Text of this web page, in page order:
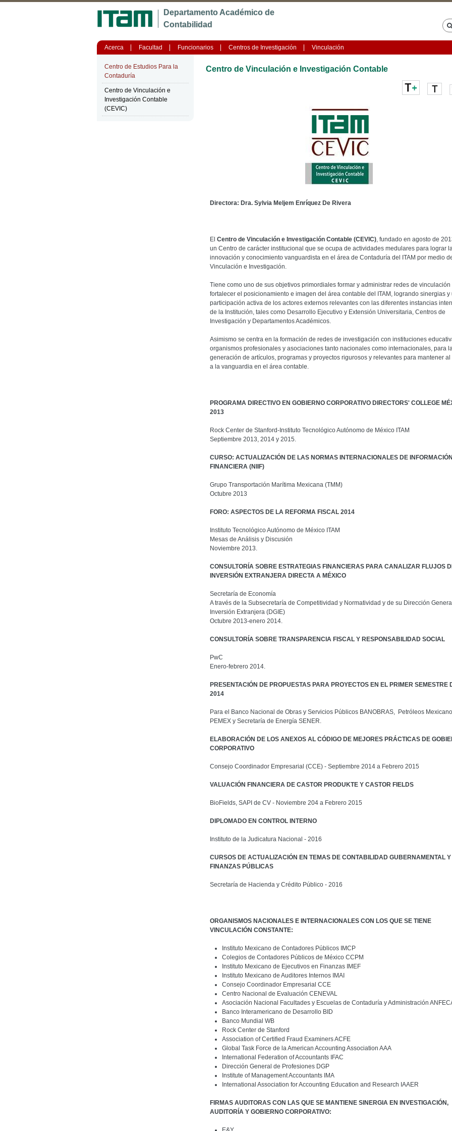
Departamento Académico de
Contabilidad
Acerca Facultad Funcionarios Centros de Investigación Vinculación
Centro de Vinculación e Investigación Contable
Directora: Dra. Sylvia Meljem Enríquez De Rivera
El Centro de Vinculación e Investigación Contable (CEVIC) , fundado en agosto de
un Centro de carácter institucional que se ocupa de actividades medulares para lograr la
innovación y conocimiento vanguardista en el área de Contaduría del ITAM por medio
Vinculación e Investigación.
Tiene como uno de sus objetivos primordiales formar y administrar redes de vinculación
fortalecer el posicionamiento e imagen del área contable del ITAM, logrando sinergias y
participación activa de los actores externos relevantes con las diferentes instancias
de la Institución, tales como Desarrollo Ejecutivo y Extensión Universitaria, Centros de
Investigación y Departamentos Académicos.
Asimismo se centra en la formación de redes de investigación con instituciones
organismos profesionales y asociaciones tanto nacionales como internacionales, para la
generación de artículos, programas y proyectos rigurosos y relevantes para mantener al
a la vanguardia en el área contable.
PROGRAMA DIRECTIVO EN GOBIERNO CORPORATIVO DIRECTORS' COLLEGE
2013
Rock Center de Stanford-Instituto Tecnológico Autónomo de México ITAM
Septiembre 2013, 2014 y 2015.
CURSO: ACTUALIZACIÓN DE LAS NORMAS INTERNACIONALES DE INFORMACIÓN
FINANCIERA (NIIF)
Grupo Transportación Marítima Mexicana (TMM)
Octubre 2013
FORO: ASPECTOS DE LA REFORMA FISCAL 2014
Instituto Tecnológico Autónomo de México ITAM
Mesas de Análisis y Discusión
Noviembre 2013.
CONSULTORÍA SOBRE ESTRATEGIAS FINANCIERAS PARA CANALIZAR FLUJOS
INVERSIÓN EXTRANJERA DIRECTA A MÉXICO
Secretaría de Economía
A través de la Subsecretaría de Competitividad y Normatividad y de su Dirección
Inversión Extranjera (DGIE)
Octubre 2013-enero 2014.
CONSULTORÍA SOBRE TRANSPARENCIA FISCAL Y RESPONSABILIDAD SOCIAL
PwC
Enero-febrero 2014.
PRESENTACIÓN DE PROPUESTAS PARA PROYECTOS EN EL PRIMER SEMESTRE
2014
Para el Banco Nacional de Obras y Servicios Públicos BANOBRAS, Petróleos
PEMEX y Secretaría de Energía SENER.
ELABORACIÓN DE LOS ANEXOS AL CÓDIGO DE MEJORES PRÁCTICAS DE
CORPORATIVO
Consejo Coordinador Empresarial (CCE) - Septiembre 2014 a Febrero 2015
VALUACIÓN FINANCIERA DE CASTOR PRODUKTE Y CASTOR FIELDS
BioFields, SAPI de CV - Noviembre 204 a Febrero 2015
DIPLOMADO EN CONTROL INTERNO
Instituto de la Judicatura Nacional - 2016
CURSOS DE ACTUALIZACIÓN EN TEMAS DE CONTABILIDAD GUBERNAMENTAL Y
FINANZAS PÚBLICAS
Secretaría de Hacienda y Crédito Público - 2016
ORGANISMOS NACIONALES E INTERNACIONALES CON LOS QUE SE TIENE
VINCULACIÓN CONSTANTE:
Instituto Mexicano de Contadores Públicos IMCP
Colegios de Contadores Públicos de México CCPM
Instituto Mexicano de Ejecutivos en Finanzas IMEF
Instituto Mexicano de Auditores Internos IMAI
Consejo Coordinador Empresarial CCE
Centro Nacional de Evaluación CENEVAL
Asociación Nacional Facultades y Escuelas de Contaduría y Administración
Banco Interamericano de Desarrollo BID
Banco Mundial WB
Rock Center de Stanford
Association of Certified Fraud Examiners ACFE
Global Task Force de la American Accounting Association AAA
International Federation of Accountants IFAC
Dirección General de Profesiones DGP
Institute of Management Accountants IMA
International Association for Accounting Education and Research IAAER
FIRMAS AUDITORAS CON LAS QUE SE MANTIENE SINERGIA EN INVESTIGACIÓN,
AUDITORÍA Y GOBIERNO CORPORATIVO:
Centro de Estudios Para la
Contaduría
Centro de Vinculación e
Investigación Contable
(CEVIC)